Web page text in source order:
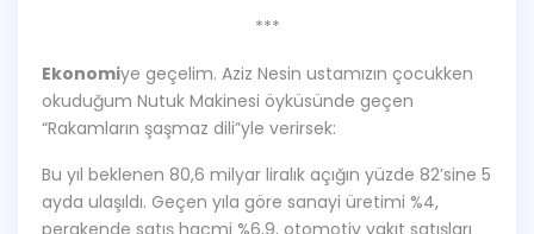
***
Ekonomiye geçelim. Aziz Nesin ustamızın çocukken
okuduğum Nutuk Makinesi öyküsünde geçen
“Rakamların şaşmaz dili”yle verirsek:
Bu yıl beklenen 80,6 milyar liralık açığın yüzde 82’sine 5
ayda ulaşıldı. Geçen yıla göre sanayi üretimi %4,
perakende satış hacmi %6,9, otomotiv yakıt satışları